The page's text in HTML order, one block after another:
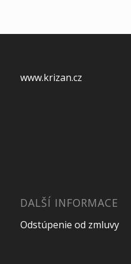
www.krizan.cz
DALŠÍ INFORMACE
Odstúpenie od zmluvy